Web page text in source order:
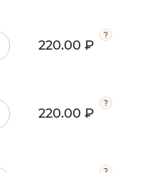
220.00 ₽
220.00 ₽